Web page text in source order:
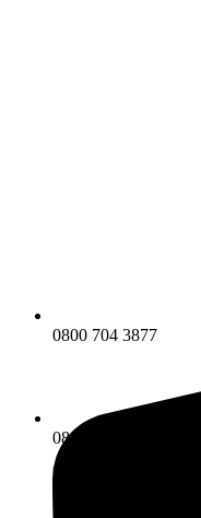
0800 704 3877
0800 704 3877